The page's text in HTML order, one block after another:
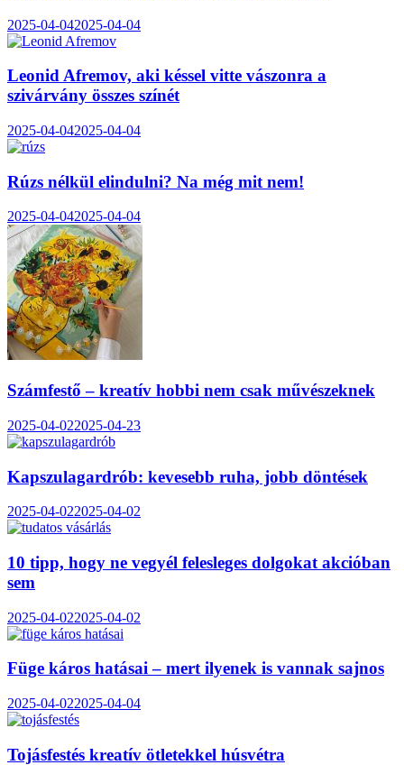
2025-04-042025-04-04
Leonid Afremov, aki késsel vitte vászonra a
szivárvány összes színét
2025-04-042025-04-04
Rúzs nélkül elindulni? Na még mit nem!
2025-04-042025-04-04
Számfestő – kreatív hobbi nem csak művészeknek
2025-04-022025-04-23
Kapszulagardrób: kevesebb ruha, jobb döntések
2025-04-022025-04-02
10 tipp, hogy ne vegyél felesleges dolgokat akcióban
sem
2025-04-022025-04-02
Füge káros hatásai – mert ilyenek is vannak sajnos
2025-04-022025-04-04
Tojásfestés kreatív ötletekkel húsvétra